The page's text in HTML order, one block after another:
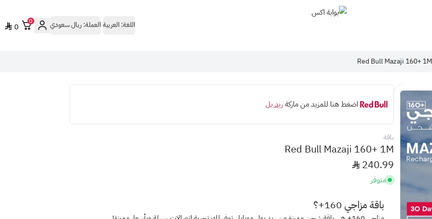
اللغة: العربية العملة:ريال سعودي 0
0
Red Bull Mazaji 160+ 1M
اضغط هنا للمزيد من ماركةريد بل
باقة
Red Bull Mazaji 160+ 1M
240.99
متوفر
باقة مزاجي 160+؟